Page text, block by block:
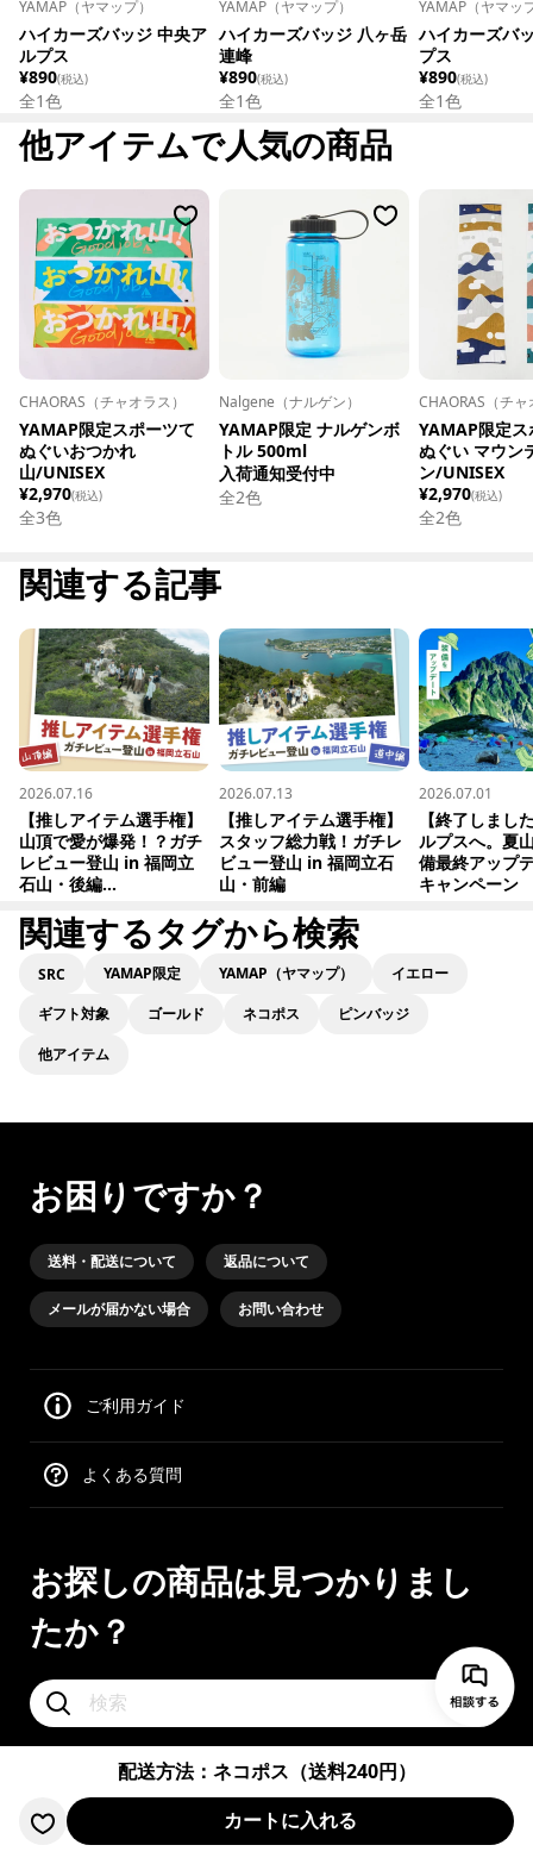
YAMAP（ヤマップ）
ハイカーズバッジ 中央ア
ルプス
¥890(税込)
全1色
YAMAP（ヤマップ）
ハイカーズバッジ 八ヶ岳
連峰
¥890(税込)
全1色
YAMAP（ヤマッ
ハイカーズバ
プス
¥890(税込)
全1色
他アイテムで人気の商品
CHAORAS（チャオラス）
YAMAP限定スポーツて
ぬぐいおつかれ
山/UNISEX
¥2,970(税込)
全3色
Nalgene（ナルゲン）
YAMAP限定 ナルゲンボ
トル 500ml
入荷通知受付中
全2色
CHAORAS（チ
YAMAP限定ス
ぬぐい マウン
ン/UNISEX
¥2,970(税込)
全2色
関連する記事
2026.07.16
【推しアイテム選手権】
山頂で愛が爆発！？ガチ
レビュー登山 in 福岡立
石山・後編...
2026.07.13
【推しアイテム選手権】
スタッフ総力戦！ガチレ
ビュー登山 in 福岡立石
山・前編
2026.07.01
【終了しまし
ルプスへ。夏
備最終アップ
キャンペーン
関連するタグから検索
SRC YAMAP限定 YAMAP（ヤマップ）
イエロー
ギフト対象
ゴールド ネコポス
ピンバッジ
他アイテム
配送方法：ネコポス（送料240円）
カートに入れる
お困りですか？
送料・配送について 返品について
メールが届かない場合 お問い合わせ
ご利用ガイド
よくある質問
お探しの商品は見つかりまし
たか？
注目の検索キーワード
YAMAP インソール ベースレイヤー